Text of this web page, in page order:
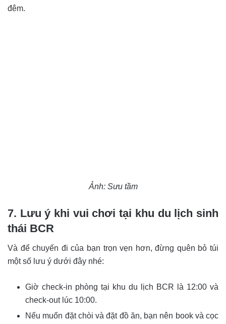
đêm.
Ảnh: Sưu tầm
7. Lưu ý khi vui chơi tại khu du lịch sinh
thái BCR
Và để chuyến đi của bạn trọn vẹn hơn, đừng quên bỏ túi
một số lưu ý dưới đây nhé:
Giờ check-in phòng tại khu du lịch BCR là 12:00 và
check-out lúc 10:00.
Nếu muốn đặt chòi và đặt đồ ăn, bạn nên book và cọc